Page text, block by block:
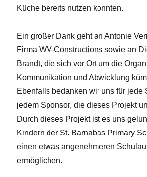
Küche bereits nutzen konnten.
Ein großer Dank geht an Antonie
Firma WV-Constructions sowie an
Brandt, die sich vor Ort um die
Kommunikation und Abwicklung
Ebenfalls bedanken wir uns für jede
jedem Sponsor, die dieses Projekt
Durch dieses Projekt ist es uns
Kindern der St. Barnabas Primary
einen etwas angenehmeren
ermöglichen.